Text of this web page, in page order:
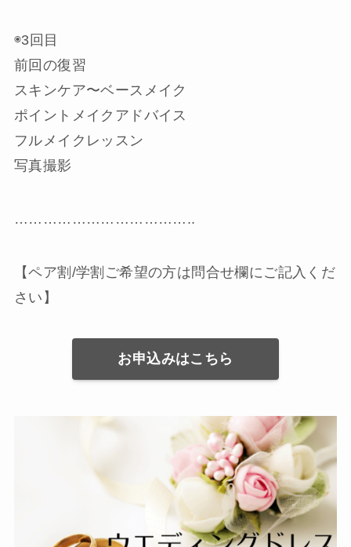
◉3回目
前回の復習
スキンケア〜ベースメイク
ポイントメイクアドバイス
フルメイクレッスン
写真撮影
………………………………..
【ペア割/学割ご希望の方は問合せ欄にご記入くだ
さい】
お申込みはこちら